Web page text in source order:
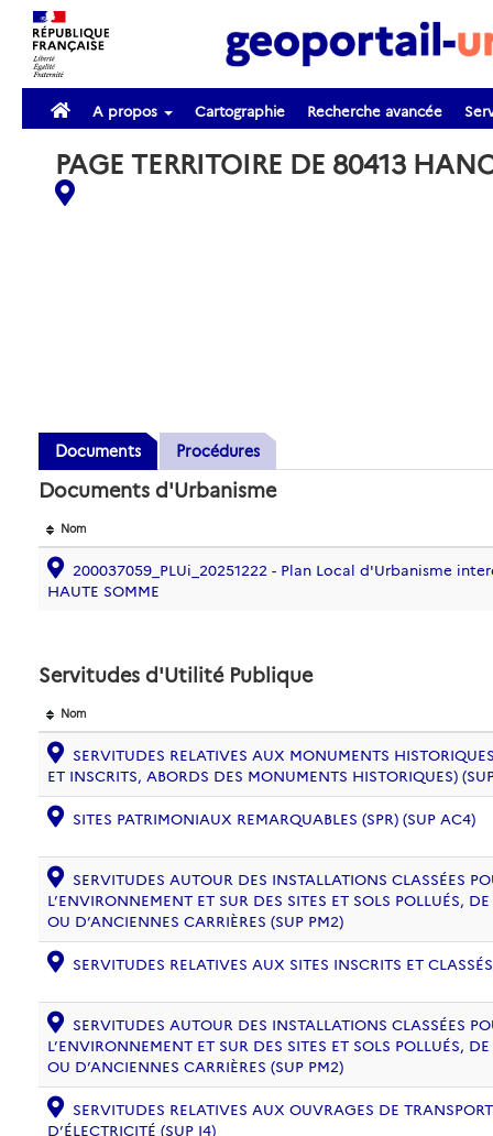
A propos Cartographie Recherche avancée
PAGE TERRITOIRE DE 80413
Documents Procédures
Documents d'Urbanisme
Nom
200037059_PLUi_20251222 - Plan Local d'Urbanisme
HAUTE SOMME
Servitudes d'Utilité Publique
Nom
SERVITUDES RELATIVES AUX MONUMENTS
ET INSCRITS, ABORDS DES MONUMENTS HISTORIQUES)
SITES PATRIMONIAUX REMARQUABLES (SPR) (SUP AC4)
SERVITUDES AUTOUR DES INSTALLATIONS CLASSÉES
L’ENVIRONNEMENT ET SUR DES SITES ET SOLS POLLUÉS,
OU D’ANCIENNES CARRIÈRES (SUP PM2)
SERVITUDES RELATIVES AUX SITES INSCRITS ET
SERVITUDES AUTOUR DES INSTALLATIONS CLASSÉES
L’ENVIRONNEMENT ET SUR DES SITES ET SOLS POLLUÉS,
OU D’ANCIENNES CARRIÈRES (SUP PM2)
SERVITUDES RELATIVES AUX OUVRAGES DE
D’ÉLECTRICITÉ (SUP I4)